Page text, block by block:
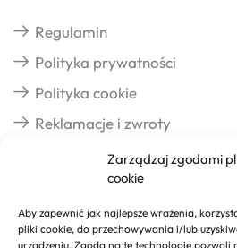
Zarządzaj zgodami
cookie
Aby zapewnić jak najlepsze wrażenia,
pliki cookie, do przechowywania i/lub
urządzeniu. Zgoda na te technologie pozwoli
Regulamin
Polityka prywatności
Polityka cookie
Reklamacje i zwroty
Realizacja zamówień